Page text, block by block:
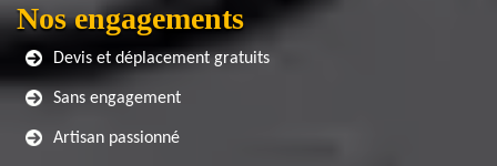
Nos engagements
Devis et déplacement gratuits
Sans engagement
Artisan passionné